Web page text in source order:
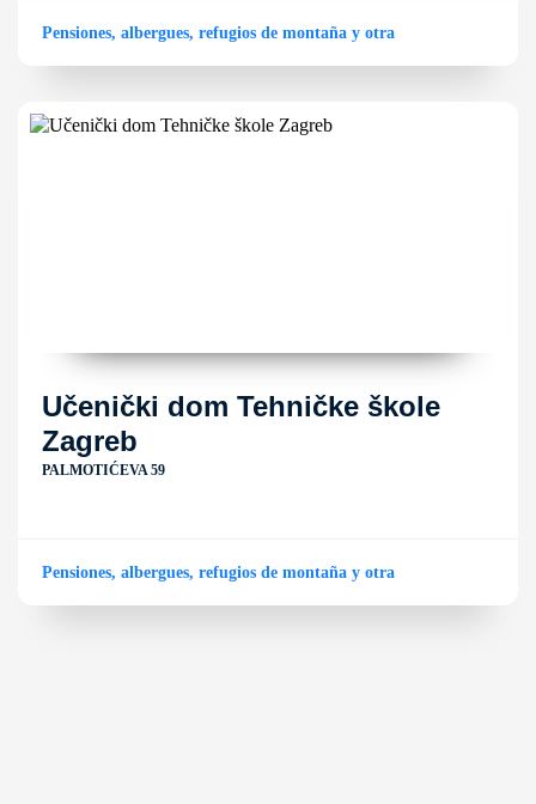
Pensiones, albergues, refugios de montaña y otra
Učenički dom Tehničke škole
Zagreb
PALMOTIĆEVA 59
Pensiones, albergues, refugios de montaña y otra